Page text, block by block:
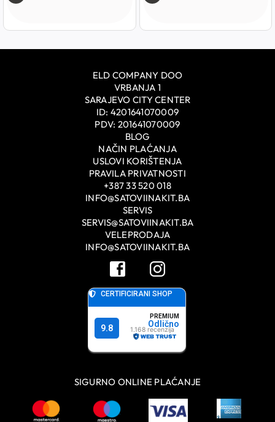
ELD COMPANY DOO
VRBANJA 1
SARAJEVO CITY CENTER
ID: 4201641070009
PDV: 201641070009
BLOG
NAČIN PLAĆANJA
USLOVI KORIŠTENJA
PRAVILA PRIVATNOSTI
+387 33 520 018
INFO@SATOVIINAKIT.BA
SERVIS
SERVIS@SATOVIINAKIT.BA
VELEPRODAJA
INFO@SATOVIINAKIT.BA
SIGURNO ONLINE PLAĆANJE